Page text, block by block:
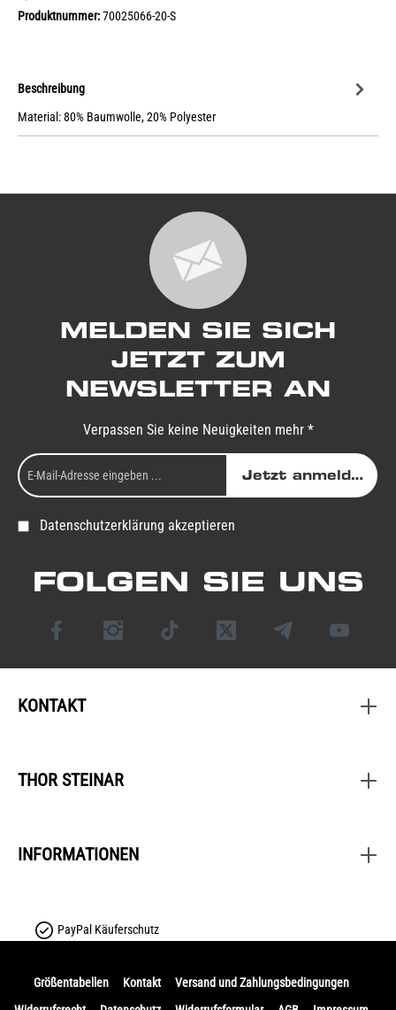
Produktnummer:70025066-20-S
Beschreibung
Material: 80% Baumwolle, 20% Polyester
MELDEN SIE SICH
JETZT ZUM
NEWSLETTER AN
Verpassen Sie keine Neuigkeiten mehr *
Jetzt anmelden
Datenschutzerklärung akzeptieren
FOLGEN SIE UNS
KONTAKT
THOR STEINAR
INFORMATIONEN
PayPal Käuferschutz
Größentabellen Kontakt
Versand und Zahlungsbedingungen